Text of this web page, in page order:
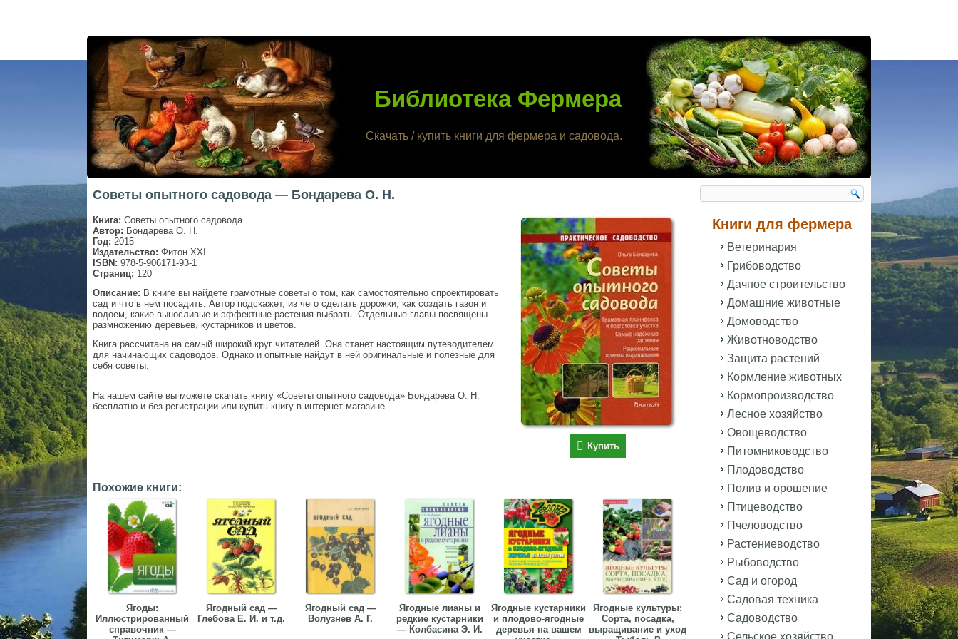
Библиотека Фермера
Скачать / купить книги для фермера и садовода.
Советы опытного садовода — Бондарева О. Н.
Купить
Книга: Советы опытного садовода
Автор: Бондарева О. Н.
Год: 2015
Издательство: Фитон XXI
ISBN: 978-5-906171-93-1
Страниц: 120
Описание: В книге вы найдете грамотные советы о том, как самостоятельно спроектировать
сад и что в нем посадить. Автор подскажет, из чего сделать дорожки, как создать газон и
водоем, какие выносливые и эффектные растения выбрать. Отдельные главы посвящены
размножению деревьев, кустарников и цветов.
Книга рассчитана на самый широкий круг читателей. Она станет настоящим путеводителем
для начинающих садоводов. Однако и опытные найдут в ней оригинальные и полезные для
себя советы.
На нашем сайте вы можете скачать книгу «Советы опытного садовода» Бондарева О. Н.
бесплатно и без регистрации или купить книгу в интернет-магазине.
Похожие книги:
Ягоды:
Иллюстрированный
справочник —
Ягодный сад —
Глебова Е. И. и т.д.
Ягодный сад —
Волузнев А. Г.
Ягодные лианы и
редкие кустарники
— Колбасина Э. И.
Ягодные кустарники
и плодово-ягодные
деревья на вашем
Ягодные культуры:
Сорта, посадка,
выращивание и уход
Книги для фермера
Ветеринария
Грибоводство
Дачное строительство
Домашние животные
Домоводство
Животноводство
Защита растений
Кормление животных
Кормопроизводство
Лесное хозяйство
Овощеводство
Питомниководство
Плодоводство
Полив и орошение
Птицеводство
Пчеловодство
Растениеводство
Рыбоводство
Сад и огород
Садовая техника
Садоводство
Сельское хозяйство